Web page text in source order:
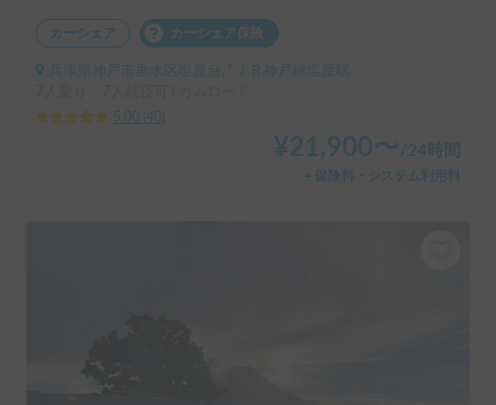
カーシェア カーシェア保険
兵庫県神戸市垂水区塩屋台, ' ＪＲ神戸線塩屋駅
5.00
40
¥21,900〜/24時間
＋保険料・システム利用料